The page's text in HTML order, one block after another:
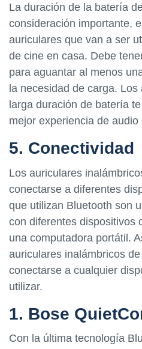
La duración de la batería
consideración importante,
auriculares que van a ser
de cine en casa. Debe
para aguantar al menos
la necesidad de carga.
larga duración de batería
mejor experiencia de
5. Conectividad
Los auriculares
conectarse a diferentes
que utilizan Bluetooth son
con diferentes dispositivos
una computadora portátil.
auriculares inalámbricos
conectarse a cualquier
utilizar.
1. Bose
Con la última tecnología